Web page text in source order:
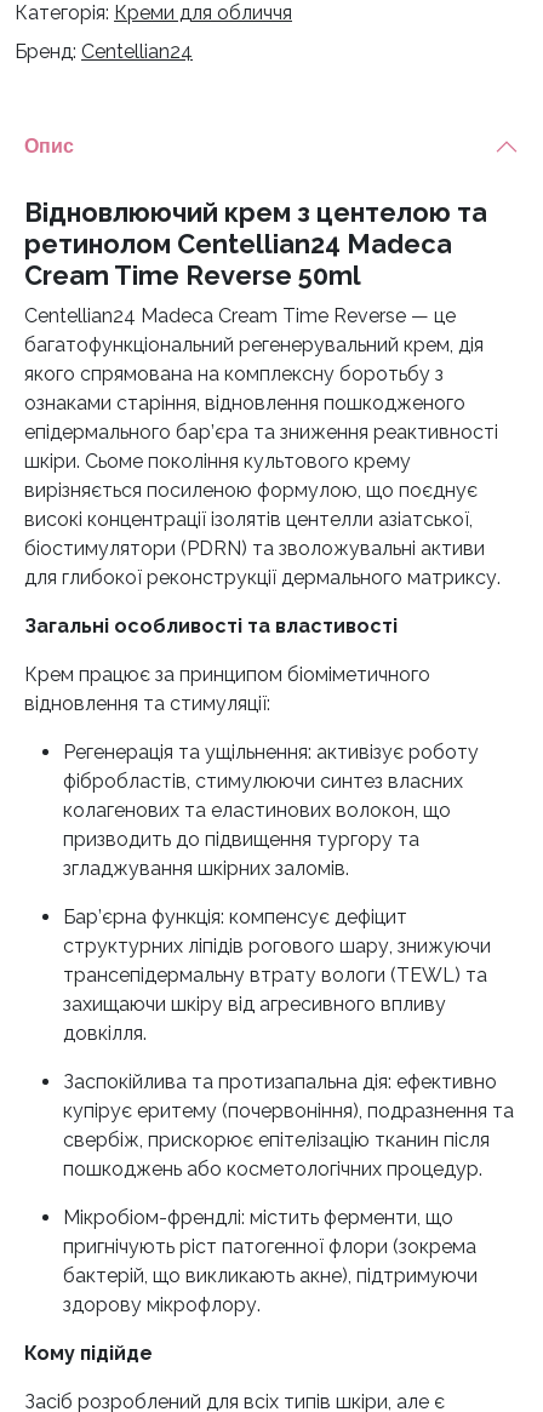
Centellian24
Madeca
Reverse
кількість
Категорія: Креми для обличчя
Бренд: Centellian24
Опис
Відновлюючий крем з центелою та
ретинолом Centellian24 Madeca
Cream Time Reverse 50ml
Centellian24 Madeca Cream Time Reverse — це
багатофункціональний регенерувальний крем, дія
якого спрямована на комплексну боротьбу з
ознаками старіння, відновлення пошкодженого
епідермального бар’єра та зниження реактивності
шкіри. Сьоме покоління культового крему
вирізняється посиленою формулою, що поєднує
високі концентрації ізолятів центелли азіатської,
біостимулятори (PDRN) та зволожувальні активи
для глибокої реконструкції дермального матриксу.
Загальні особливості та властивості
Крем працює за принципом біоміметичного
відновлення та стимуляції:
Регенерація та ущільнення: активізує роботу
фібробластів, стимулюючи синтез власних
колагенових та еластинових волокон, що
призводить до підвищення тургору та
згладжування шкірних заломів.
Бар’єрна функція: компенсує дефіцит
структурних ліпідів рогового шару, знижуючи
трансепідермальну втрату вологи (TEWL) та
захищаючи шкіру від агресивного впливу
довкілля.
Заспокійлива та протизапальна дія: ефективно
купірує еритему (почервоніння), подразнення та
свербіж, прискорює епітелізацію тканин після
пошкоджень або косметологічних процедур.
Мікробіом-френдлі: містить ферменти, що
пригнічують ріст патогенної флори (зокрема
бактерій, що викликають акне), підтримуючи
здорову мікрофлору.
Кому підійде
Засіб розроблений для всіх типів шкіри, але є